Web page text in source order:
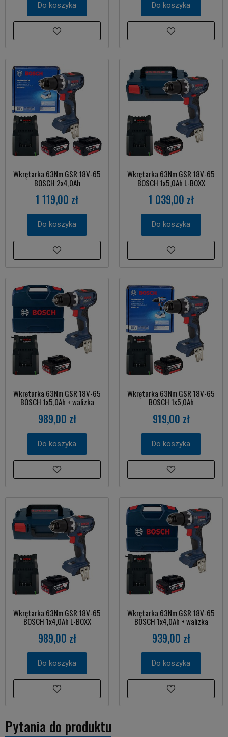
Do koszyka Do koszyka
Wkrętarka 63Nm GSR 18V-65
BOSCH 2x4,0Ah
1 119,00 zł
Do koszyka
Wkrętarka 63Nm GSR 18V-65
BOSCH 1x5,0Ah L-BOXX
1 039,00 zł
Do koszyka
Wkrętarka 63Nm GSR 18V-65
BOSCH 1x5,0Ah + walizka
989,00 zł
Do koszyka
Wkrętarka 63Nm GSR 18V-65
BOSCH 1x5,0Ah
919,00 zł
Do koszyka
Wkrętarka 63Nm GSR 18V-65
BOSCH 1x4,0Ah L-BOXX
989,00 zł
Do koszyka
Wkrętarka 63Nm GSR 18V-65
BOSCH 1x4,0Ah + walizka
939,00 zł
Do koszyka
Pytania do produktu